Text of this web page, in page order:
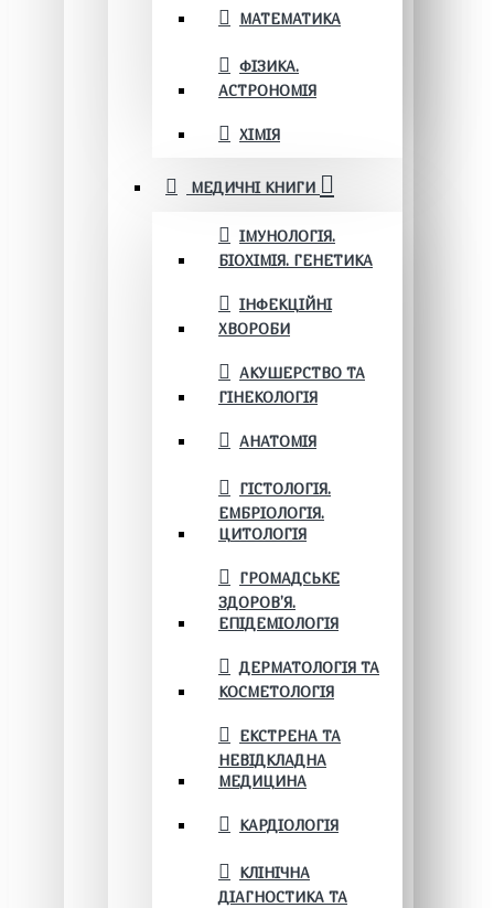
МАТЕМАТИКА
ФІЗИКА.
АСТРОНОМІЯ
ХІМІЯ
МЕДИЧНІ КНИГИ
ІМУНОЛОГІЯ.
БІОХІМІЯ. ГЕНЕТИКА
ІНФЕКЦІЙНІ
ХВОРОБИ
АКУШЕРСТВО ТА
ГІНЕКОЛОГІЯ
АНАТОМІЯ
ГІСТОЛОГІЯ.
ЕМБРІОЛОГІЯ.
ЦИТОЛОГІЯ
ГРОМАДСЬКЕ
ЗДОРОВ’Я.
ЕПІДЕМІОЛОГІЯ
ДЕРМАТОЛОГІЯ ТА
КОСМЕТОЛОГІЯ
ЕКСТРЕНА ТА
НЕВІДКЛАДНА
МЕДИЦИНА
КАРДІОЛОГІЯ
КЛІНІЧНА
ДІАГНОСТИКА ТА